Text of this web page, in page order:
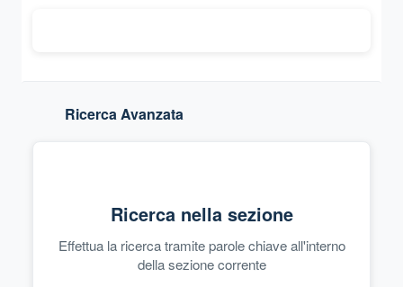
Ricerca Avanzata
Ricerca nella sezione
Effettua la ricerca tramite parole chiave all'interno
della sezione corrente